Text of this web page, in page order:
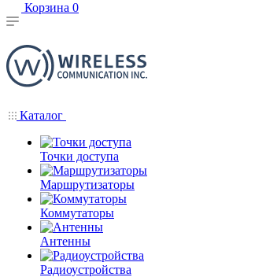
Корзина 0
Каталог
Точки доступа
Маршрутизаторы
Коммутаторы
Антенны
Радиоустройства